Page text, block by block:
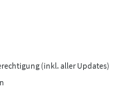
(inkl. aller Updates)